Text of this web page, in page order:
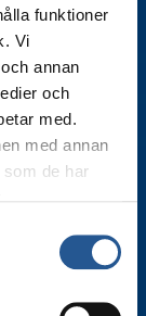
funktioner
Vi
annan
och
med.
med annan
de har
först med